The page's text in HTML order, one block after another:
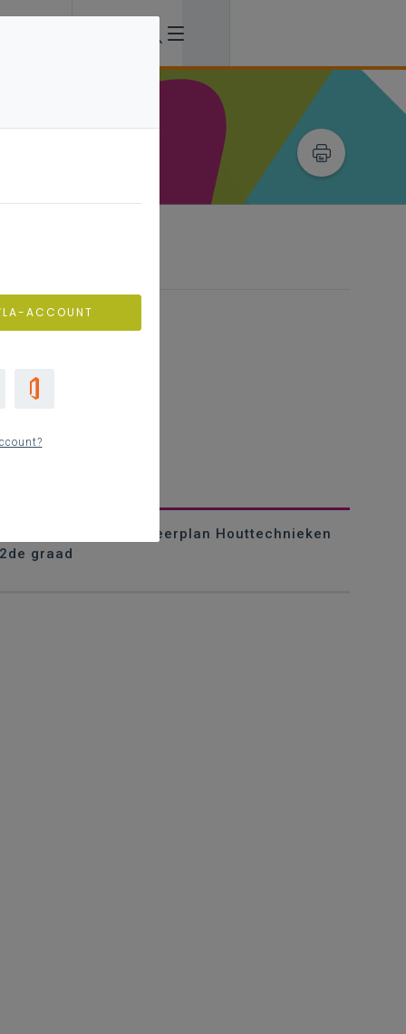
Voorstelling van het leerplan Houttechnieken
2de graad
ACCOUNT